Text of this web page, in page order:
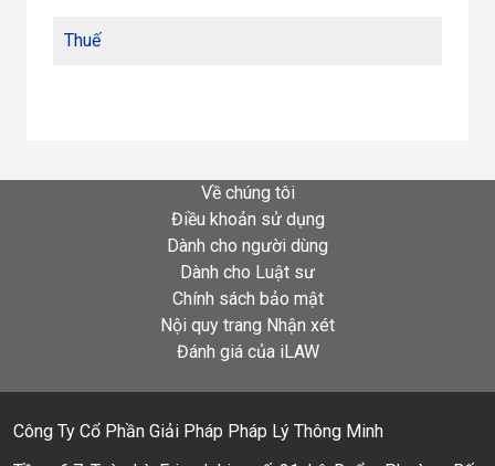
Thuế
Về chúng tôi
Điều khoản sử dụng
Dành cho người dùng
Dành cho Luật sư
Chính sách bảo mật
Nội quy trang Nhận xét
Đánh giá của iLAW
Công Ty Cổ Phần Giải Pháp Pháp Lý Thông Minh